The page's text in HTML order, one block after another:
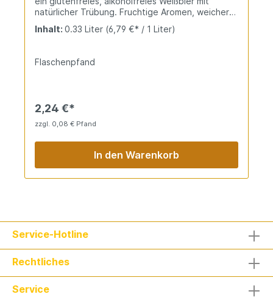
natürlicher Trübung. Fruchtige Aromen, weicher
Gluten und Alkohol. Für Unverträglichkeiten und
Inhalt: 0.33 Liter (6,79 €* / 1 Liter)
Flaschenpfand
2,24 €*
zzgl. 0,08 € Pfand
In den Warenkorb
Service-Hotline
Rechtliches
Service